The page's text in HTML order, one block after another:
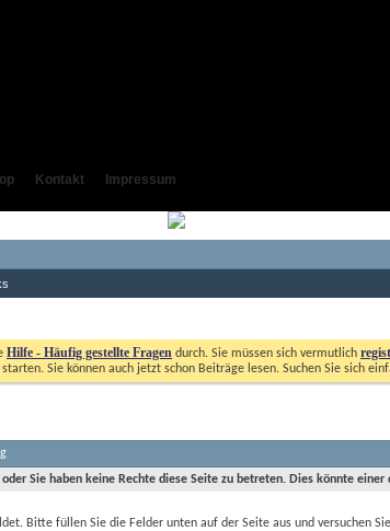
Kontakt Impressum
Hilfe - Häufig gestellte Fragen durch. Sie müssen sich vermutlich
Sie können auch jetzt schon Beiträge lesen. Suchen Sie sich
Sie haben keine Rechte diese Seite zu betreten. Dies könnte einer
Bitte füllen Sie die Felder unten auf der Seite aus und versuchen